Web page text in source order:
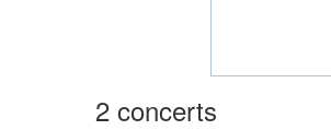
2 concerts